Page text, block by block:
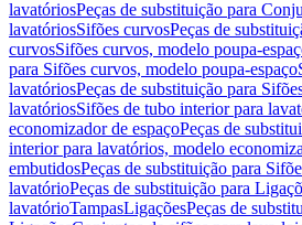
lavatóriosPeças de substituição para
lavatóriosSifões curvosPeças de
curvosSifões curvos, modelo poupa-
para Sifões curvos, modelo poupa-espaço
lavatóriosPeças de substituição para
lavatóriosSifões de tubo interior para
economizador de espaçoPeças de
interior para lavatórios, modelo
embutidosPeças de substituição para
lavatórioPeças de substituição para
lavatórioTampasLigaçõesPeças de